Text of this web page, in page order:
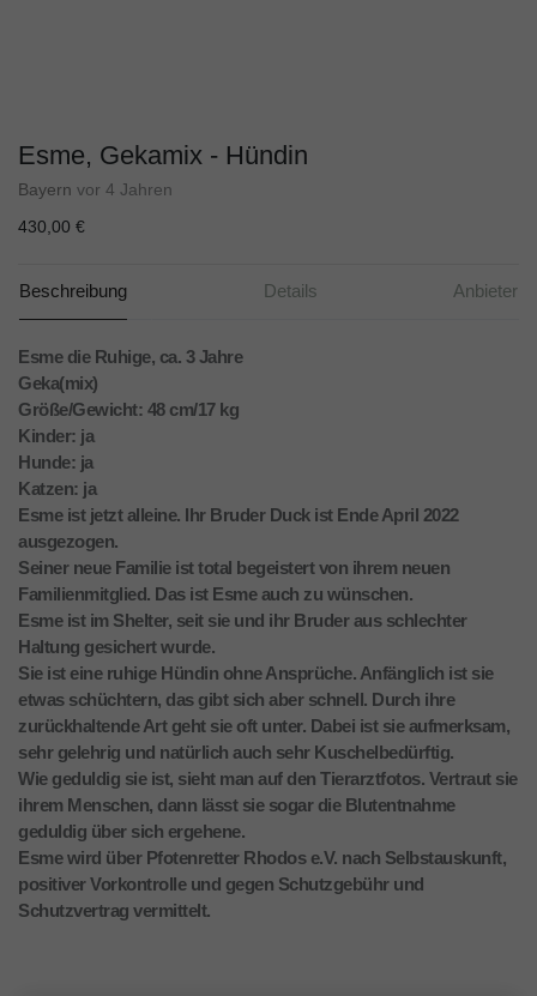
Esme, Gekamix - Hündin
Bayern vor 4 Jahren
430,00 €
Beschreibung Details Anbieter
Esme die Ruhige, ca. 3 Jahre
Geka(mix)
Größe/Gewicht: 48 cm/17 kg
Kinder: ja
Hunde: ja
Katzen: ja
Esme ist jetzt alleine. Ihr Bruder Duck ist Ende April 2022
ausgezogen.
Seiner neue Familie ist total begeistert von ihrem neuen
Familienmitglied. Das ist Esme auch zu wünschen.
Esme ist im Shelter, seit sie und ihr Bruder aus schlechter
Haltung gesichert wurde.
Sie ist eine ruhige Hündin ohne Ansprüche. Anfänglich ist sie
etwas schüchtern, das gibt sich aber schnell. Durch ihre
zurückhaltende Art geht sie oft unter. Dabei ist sie aufmerksam,
sehr gelehrig und natürlich auch sehr Kuschelbedürftig.
Wie geduldig sie ist, sieht man auf den Tierarztfotos. Vertraut sie
ihrem Menschen, dann lässt sie sogar die Blutentnahme
geduldig über sich ergehene.
Esme wird über Pfotenretter Rhodos e.V. nach Selbstauskunft,
positiver Vorkontrolle und gegen Schutzgebühr und
Schutzvertrag vermittelt.